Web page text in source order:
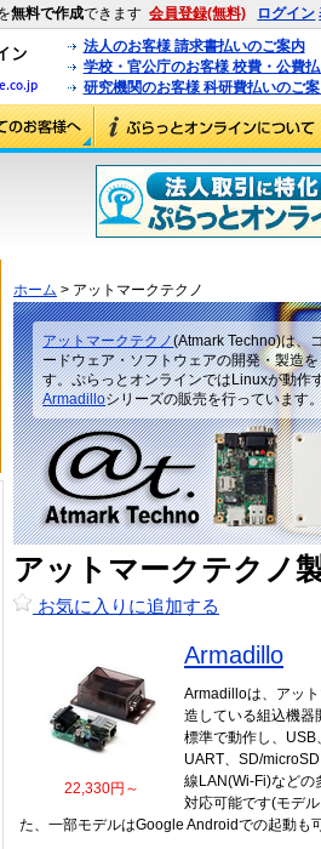
無料で作成できます 会員登録(無料) ログイン
法人のお客様 請求書払いのご案内
学校・官公庁のお客様 校費・公費
研究機関のお客様 科研費払いのご
ホーム > アットマークテクノ
アットマークテクノ(Atmark Techno)は、
ードウェア・ソフトウェアの開発・製造
す。ぷらっとオンラインではLinuxが動作
Armadilloシリーズの販売を行っています
アットマークテクノ
お気に入りに追加する
22,330円～
Armadillo
Armadilloは、アッ
造している組込機器
標準で動作し、USB
UART、SD/
線LAN(Wi-Fi)などの
対応可能です(モデ
た、一部モデルはGoogle Androidでの起動も